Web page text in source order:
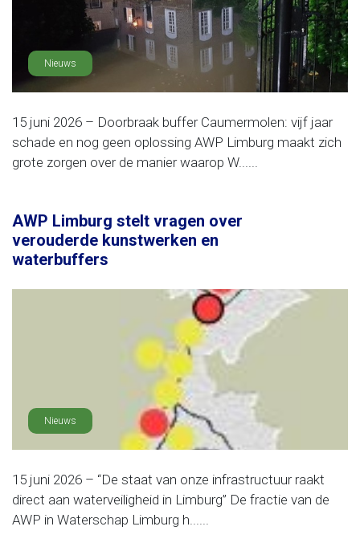
Nieuws
15 juni 2026 – Doorbraak buffer Caumermolen: vijf jaar
schade en nog geen oplossing AWP Limburg maakt zich
grote zorgen over de manier waarop W......
AWP Limburg stelt vragen over
verouderde kunstwerken en
waterbuffers
Nieuws
15 juni 2026 – “De staat van onze infrastructuur raakt
direct aan waterveiligheid in Limburg” De fractie van de
AWP in Waterschap Limburg h......